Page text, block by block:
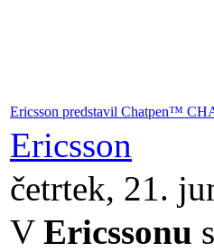
Ericsson predstavil Chatpen™
Ericsson
četrtek, 21.
V Ericssonu